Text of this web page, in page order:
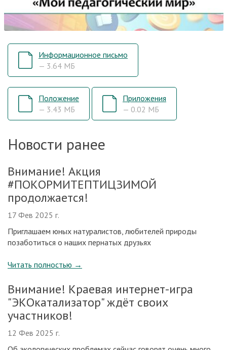
Информационное письмо
— 3.64 МБ
Положение
— 3.43 МБ
Приложения
— 0.02 МБ
Новости ранее
Внимание! Акция
#ПОКОРМИТЕПТИЦЗИМОЙ
продолжается!
17 Фев 2025 г.
Приглашаем юных натуралистов, любителей природы
позаботиться о наших пернатых друзьях
Читать полностью →
Внимание! Краевая интернет-игра
"ЭКОкатализатор" ждёт своих
участников!
12 Фев 2025 г.